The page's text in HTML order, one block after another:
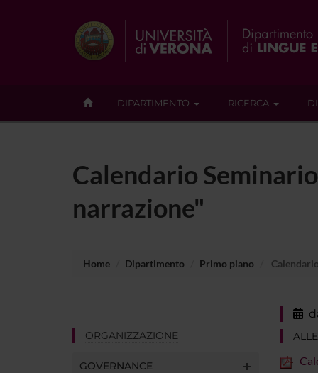
DIPARTIMENTO RICERCA
Calendario
narrazione"
Home Dipartimento Primo piano
ORGANIZZAZIONE
GOVERNANCE